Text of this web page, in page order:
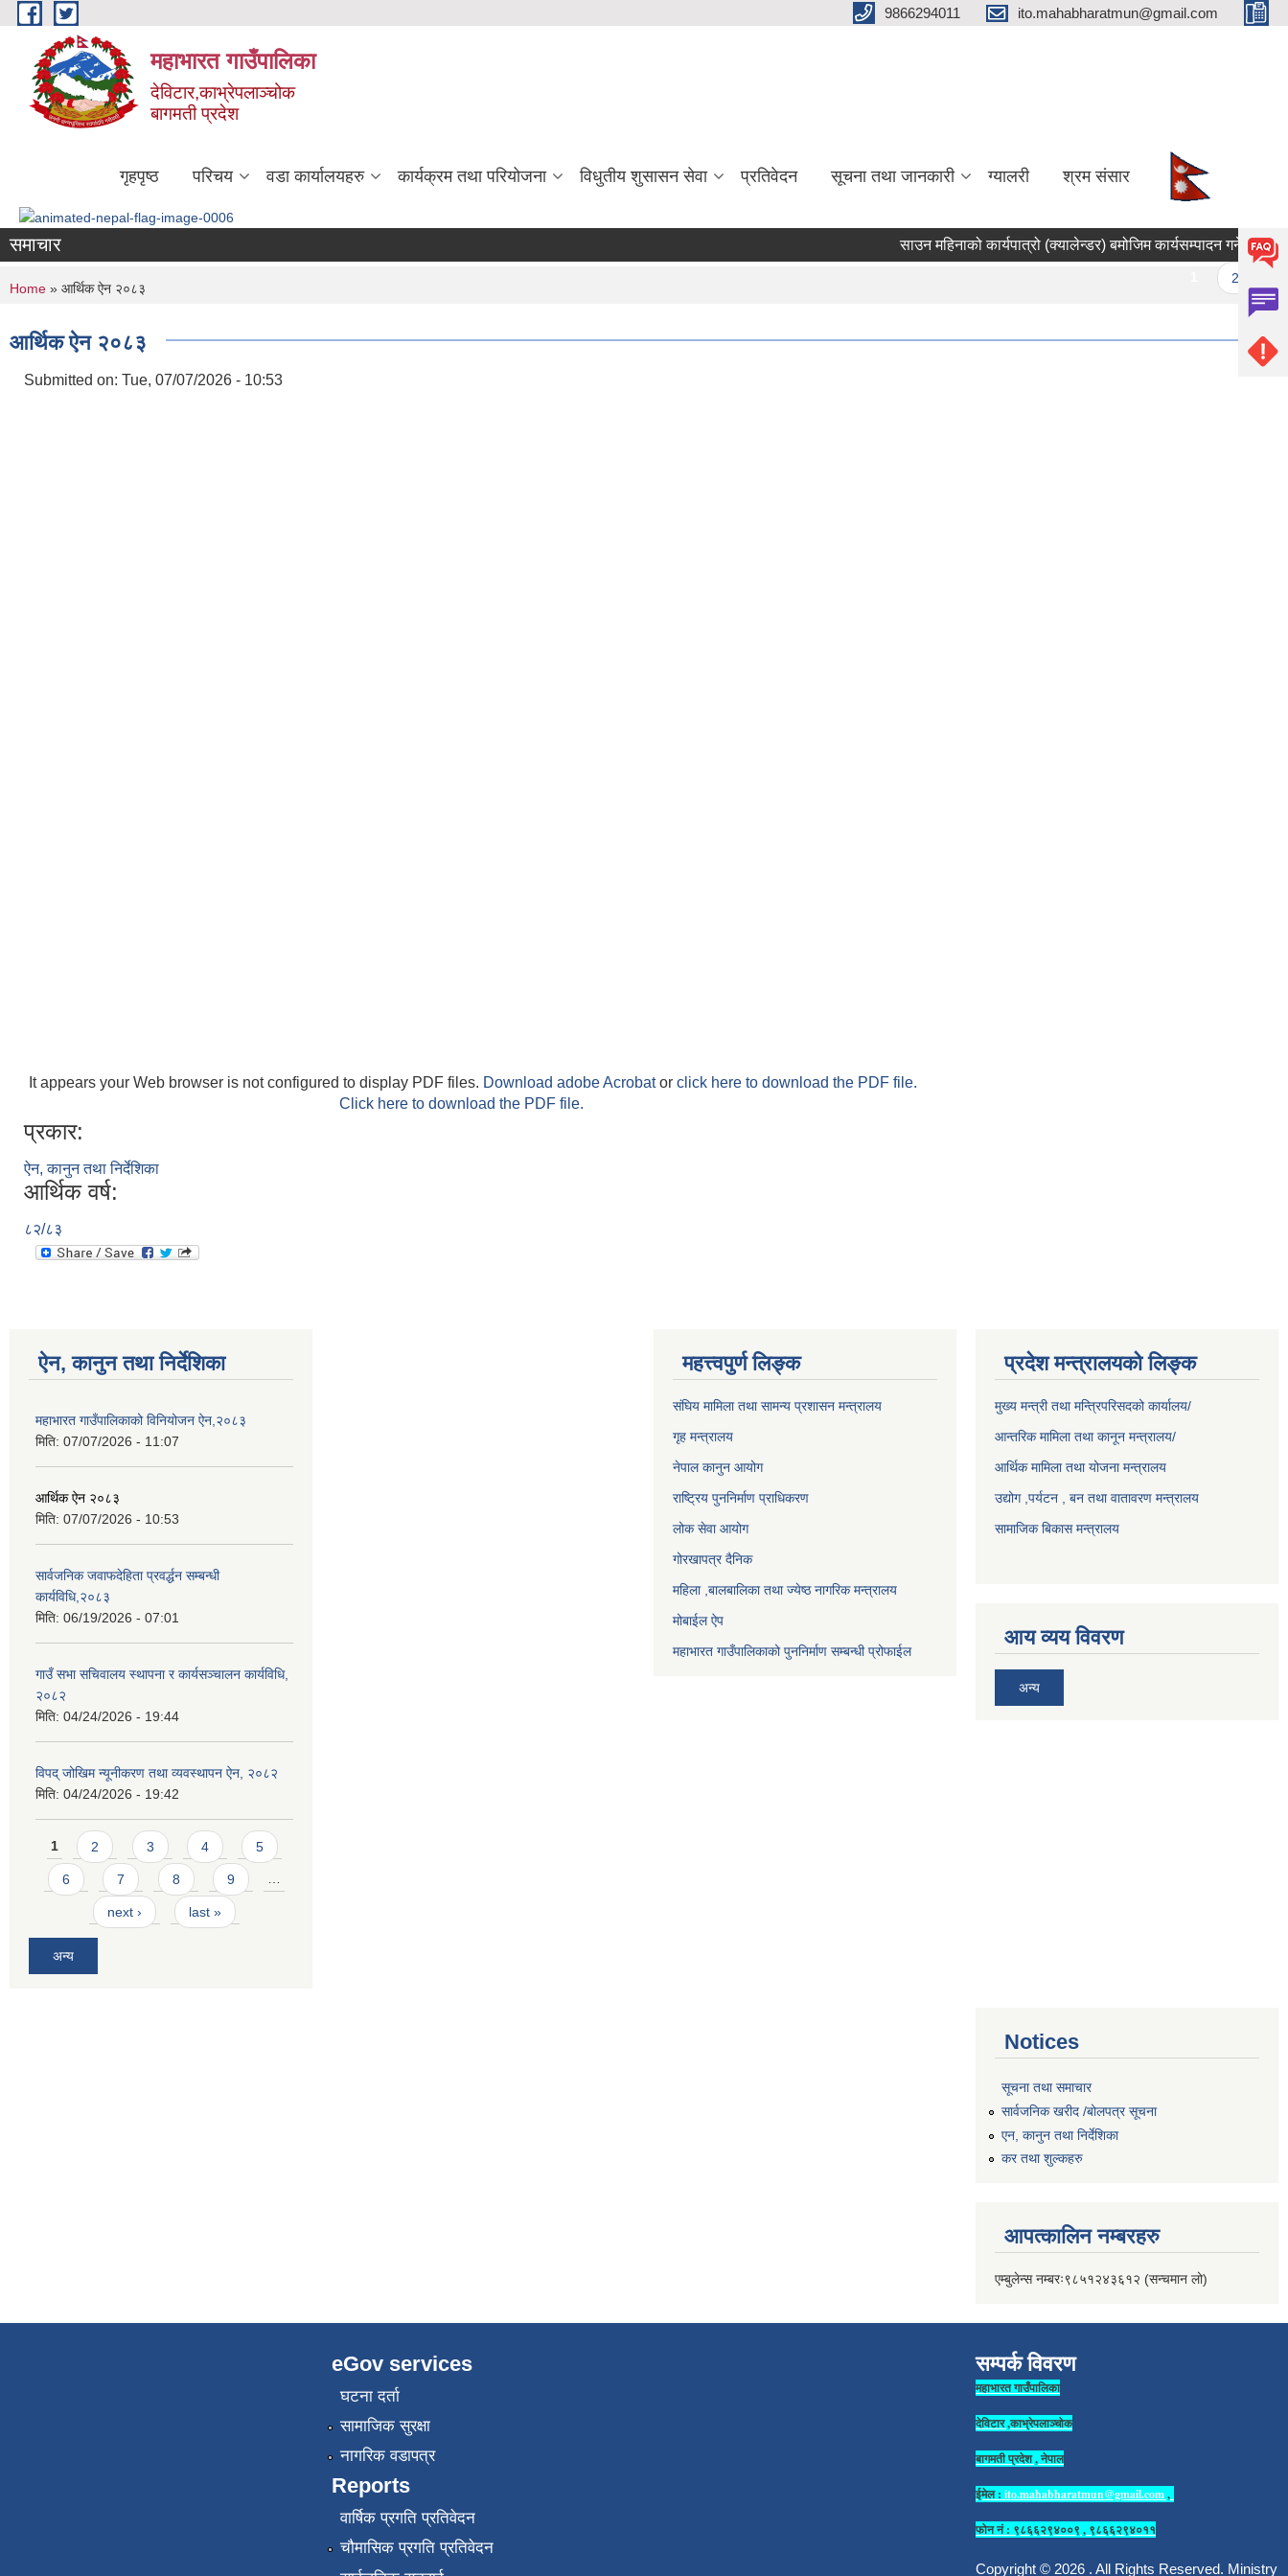
Skip to main content 9866294011 ito.mahabharatmun@gmail.com
महाभारत गाउँपालिका
देविटार,काभ्रेपलाञ्चोक
बागमती प्रदेश
गृहपृष्ठ परिचय वडा कार्यालयहरु कार्यक्रम तथा परियोजना विधुतीय शुसासन सेवा प्रतिवेदन सूचना तथा जानकारी ग्यालरी श्रम संसार
समाचार साउन महिनाको कार्यपात्रो (क्यालेन्डर) बमोजिम कार्यसम्पादन गर्ने सम्बन्धमा
You are here
Home » आर्थिक ऐन २०८३
आर्थिक ऐन २०८३
Submitted on: Tue, 07/07/2026 - 10:53
It appears your Web browser is not configured to display PDF files. Download adobe Acrobator click here to download the PDF file.
Click here to download the PDF file.
प्रकार:
ऐन, कानुन तथा निर्देशिका
आर्थिक वर्ष:
८२/८३
ऐन, कानुन तथा निर्देशिका
महाभारत गाउँपालिकाको विनियोजन ऐन,२०८३
मिति: 07/07/2026 - 11:07
आर्थिक ऐन २०८३
मिति: 07/07/2026 - 10:53
सार्वजनिक जवाफदेहिता प्रवर्द्धन सम्बन्धी
कार्यविधि,२०८३
मिति: 06/19/2026 - 07:01
गाउँ सभा सचिवालय स्थापना र कार्यसञ्चालन कार्यविधि,
२०८२
मिति: 04/24/2026 - 19:44
विपद् जोखिम न्यूनीकरण तथा व्यवस्थापन ऐन, २०८२
मिति: 04/24/2026 - 19:42
Pages
1 2 3 4 5
6 7 8 9 …
next › last »
अन्य
महत्त्वपुर्ण लिङ्क
संघिय मामिला तथा सामन्य प्रशासन मन्त्रालय
गृह मन्त्रालय
नेपाल कानुन आयोग
राष्ट्रिय पुननिर्माण प्राधिकरण
लोक सेवा आयोग
गोरखापत्र दैनिक
महिला ,बालबालिका तथा ज्येष्ठ नागरिक मन्त्रालय
मोबाईल ऐप
महाभारत गाउँपालिकाको पुननिर्माण सम्बन्धी प्रोफाईल
प्रदेश मन्त्रालयको लिङ्क
मुख्य मन्त्री तथा मन्त्रिपरिसदको कार्यालय/
आन्तरिक मामिला तथा कानून मन्त्रालय/
आर्थिक मामिला तथा योजना मन्त्रालय
उद्योग ,पर्यटन , बन तथा वातावरण मन्त्रालय
सामाजिक बिकास मन्त्रालय
आय व्यय विवरण
अन्य
Notices
सूचना तथा समाचार
सार्वजनिक खरीद /बोलपत्र सूचना
एन, कानुन तथा निर्देशिका
कर तथा शुल्कहरु
आपत्कालिन नम्बरहरु
एम्बुलेन्स नम्बरः९८५१२४३६१२ (सन्चमान लो)
eGov services
घटना दर्ता
सामाजिक सुरक्षा
नागरिक वडापत्र
Reports
वार्षिक प्रगति प्रतिवेदन
चौमासिक प्रगति प्रतिवेदन
सम्पर्क विवरण
महाभारत गाउँपालिका
देविटार ,काभ्रेपलाञ्चोक
बागमती प्रदेश , नेपाल
ईमेल : ito.mahabharatmun@gmail.com,
फोन नं : ९८६६२९४००९ , ९८६६२९४०११
Copyright © 2026 . All Rights Reserved. Ministry